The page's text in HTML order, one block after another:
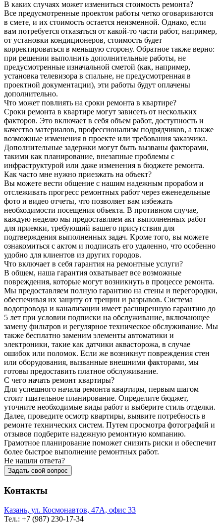
В каких случаях может измениться стоимость ремонта?
Все предусмотренные проектом работы четко оговариваются
в смете, и их стоимость остается неизменной. Однако, если
вам потребуется отказаться от какой-то части работ, например,
от установки кондиционеров, стоимость будет
корректироваться в меньшую сторону. Обратное также верно:
при решении выполнить дополнительные работы, не
предусмотренные изначальной сметой (как, например,
установка телевизора в спальне, не предусмотренная в
проектной документации), эти работы будут оплачены
дополнительно.
Что может повлиять на сроки ремонта в квартире?
Сроки ремонта в квартире могут зависеть от нескольких
факторов. Это включает в себя объем работ, доступность и
качество материалов, профессионализм подрядчиков, а также
возможные изменения в проекте или требования заказчика.
Дополнительные задержки могут быть вызваны факторами,
такими как планирование, внезапные проблемы с
инфраструктурой или даже изменения в бюджете ремонта.
Как часто мне нужно приезжать на объект?
Вы можете вести общение с нашим надежным прорабом и
отслеживать прогресс ремонтных работ через еженедельные
фото и видео отчеты, что позволяет вам избежать
необходимости посещения объекта. В противном случае,
каждую неделю мы предоставляем акт выполненных работ
для приемки, требующий вашего присутствия для
подтверждения выполненных задач. Кроме того, вы можете
ознакомиться с актом и подписать его удаленно, что особенно
удобно для клиентов из других городов.
Что включает в себя гарантия на ремонтные услуги?
В общем, наша гарантия охватывает все возможные
повреждения, которые могут возникнуть в процессе ремонта.
Мы предоставляем полную гарантию на стены и перегородки,
обеспечивая их защиту от трещин и разрывов. Система
водопровода и канализации имеет расширенную гарантию до
5 лет при условии подписки на обслуживание, включающее
замену фильтров и регулярное техническое обслуживание. Мы
также бесплатно заменим элементы автоматики и
электроники, такие как датчики аквасторожа, в случае
ошибок или поломок. Если же возникнут повреждения стен
или оборудования, вызванные внешними факторами, мы
готовы предоставить платное обслуживание.
С чего начать ремонт квартиры?
Для успешного начала ремонта квартиры, первым шагом
стоит тщательное планирование. Определите бюджет,
уточните необходимые виды работ и выберите стиль отделки.
Далее, проведите осмотр квартиры, выявите потребность в
ремонте технических систем. Путем просмотра фотографий и
отзывов подберите надежную ремонтную компанию.
Грамотное планирование поможет снизить риски и обеспечит
более быстрое выполнение ремонтных работ.
Не нашли ответа?
Задать свой вопрос
Контакты
Казань, ул. Космонавтов, 47А, офис 33
Тел.: +7 (987) 230‑17-34